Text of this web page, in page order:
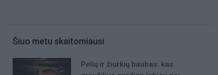
Šiuo metu skaitomiausi
Pelių ir žiurkių baubas: kas